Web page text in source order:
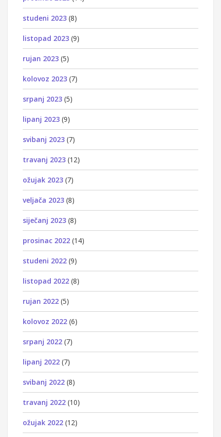
studeni 2023 (8)
listopad 2023 (9)
rujan 2023 (5)
kolovoz 2023 (7)
srpanj 2023 (5)
lipanj 2023 (9)
svibanj 2023 (7)
travanj 2023 (12)
ožujak 2023 (7)
veljača 2023 (8)
siječanj 2023 (8)
prosinac 2022 (14)
studeni 2022 (9)
listopad 2022 (8)
rujan 2022 (5)
kolovoz 2022 (6)
srpanj 2022 (7)
lipanj 2022 (7)
svibanj 2022 (8)
travanj 2022 (10)
ožujak 2022 (12)